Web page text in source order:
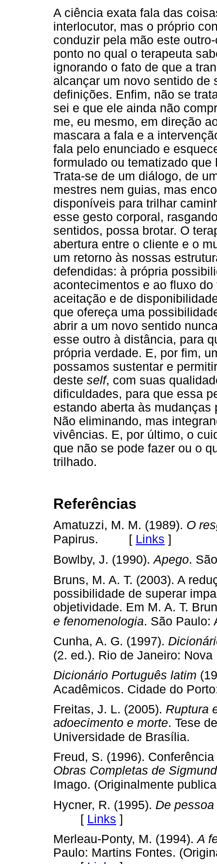
A ciência exata fala das
interlocutor, mas o próprio
conduzir pela mão este
ponto no qual o terapeuta
ignorando o fato de que a
alcançar um novo sentido de
definições. Enfim, não se
sei e que ele ainda não
me, eu mesmo, em direção
mascara a fala e a
fala pelo enunciado e
formulado ou tematizado
Trata-se de um diálogo, de
mestres nem guias, mas
disponíveis para trilhar
esse gesto corporal,
sentidos, possa brotar. O
abertura entre o cliente e o
um retorno às nossas
defendidas: à própria
acontecimentos e ao fluxo
aceitação e de
que ofereça uma
abrir a um novo sentido
esse outro à distância, para
própria verdade. E, por fim,
possamos sustentar e
deste self, com suas
dificuldades, para que essa
estando aberta às
Não eliminando, mas
vivências. E, por último, o
que não se pode fazer ou o
trilhado.
Referências
Amatuzzi, M. M. (1989). O
Papirus.
[ Links ]
Bowlby, J. (1990).Apego.
Bruns, M. A. T. (2003). A
possibilidade de superar
objetividade. Em M. A. T.
e fenomenologia. São Paulo:
Cunha, A. G. (1997).
(2. ed.). Rio de Janeiro:
Dicionário Português latim
Acadêmicos. Cidade do
Freitas, J. L. (2005). Ruptura
adoecimento e morte. Tese
Universidade de Brasília.
Freud, S. (1996).
Obras Completas de
Imago. (Originalmente
Hycner, R. (1995). De
[ Links ]
Merleau-Ponty, M. (1994).A
Paulo: Martins Fontes.